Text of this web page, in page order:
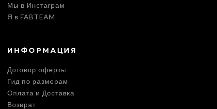
Мы в Инстаграм
Я в FABTEAM
ИНФОРМАЦИЯ
Договор оферты
Гид по размерам
Оплата и Доставка
Возврат